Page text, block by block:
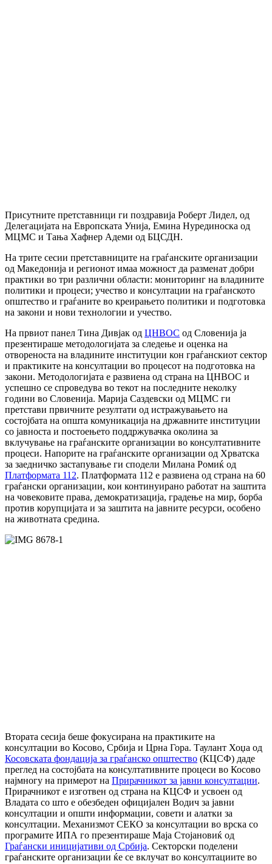
Присутните претставници ги поздравија Роберт Лидел, од
Делегацијата на Европската Унија, Емина Нурединоска од
МЦМС и Тања Хафнер Адеми од БЦСДН.
На трите сесии претставниците на граѓанските организации
од Македонија и регионот имаа можност да разменат добри
практики во три различни области: мониторинг на владините
политики и процеси; учество и консултации на граѓанското
општество и граѓаните во креирањето политики и подготовка
на закони и нови технологии и учество.
На првиот панел Тина Дивјак од ЦНВОС од Словенија ја
презентираше методологијата за следење и оценка на
отвореноста на владините институции кон граѓанскиот сектор
и практиките на консултации во процесот на подготовка на
закони. Методологијата е развиена од страна на ЦНВОС и
успешно се спроведува во текот на последните неколку
години во Словенија. Марија Саздевски од МЦМС ги
претстави првичните резултати од истражувањето на
состојбата на општа комуникација на државните институции
со јавноста и постоењето поддржувачка околина за
вклучување на граѓанските организации во консултативните
процеси. Напорите на граѓанските организации од Хрватска
за заедничко застапување ги сподели Милана Ромиќ од
Платформата 112. Платформата 112 е развиена од страна на 60
граѓански организации, кои континуирано работат на заштита
на човековите права, демократизација, градење на мир, борба
против корупцијата и за заштита на јавните ресурси, особено
на животната средина.
Втората сесија беше фокусирана на практиките на
консултации во Косово, Србија и Црна Гора. Таулант Хоџа од
Косовската фондација за граѓанско општество (КЦСФ) даде
преглед на состојбата на консултативните процеси во Косово
најмногу на примерот на Прирачникот за јавни консултации.
Прирачникот е изготвен од страна на КЦСФ и усвоен од
Владата со што е обезбеден официјален Водич за јавни
консултации и општи информации, совети и алатки за
консултации. Механизмот СЕКО за консултации во врска со
програмите ИПА го презентираше Маја Стојановиќ од
Граѓански иницијативи од Србија. Секторски поделени
граѓанските организации ќе се вклучат во консултациите во